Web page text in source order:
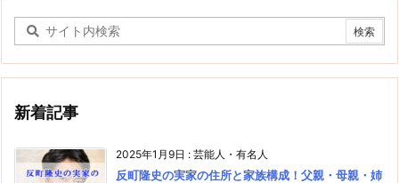
新着記事
2025年1月9日 : 芸能人・有名人
反町隆史の実家の住所と家族構成！父親・母親・姉